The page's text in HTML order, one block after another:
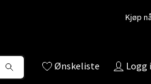
Kjøp
Ønskeliste Logg